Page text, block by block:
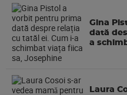
Gina
dată
a
Laura